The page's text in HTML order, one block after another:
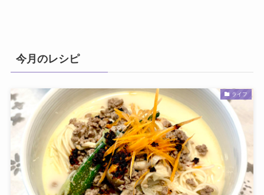
今月のレシピ
ライフ